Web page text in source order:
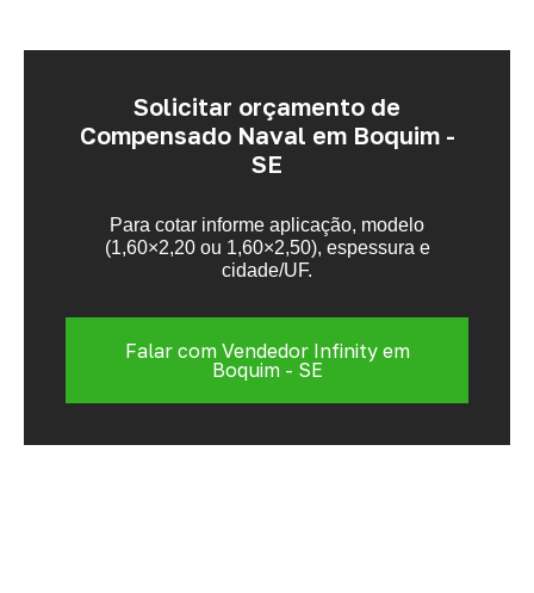
Solicitar orçamento de
Compensado Naval em Boquim -
SE
Para cotar informe aplicação, modelo
(1,60×2,20 ou 1,60×2,50), espessura e
cidade/UF.
Falar com Vendedor Infinity em
Boquim - SE